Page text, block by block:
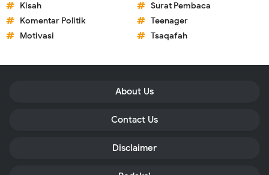
Kisah
Komentar Politik
Motivasi
Surat Pembaca
Teenager
Tsaqafah
About Us
Contact Us
Disclaimer